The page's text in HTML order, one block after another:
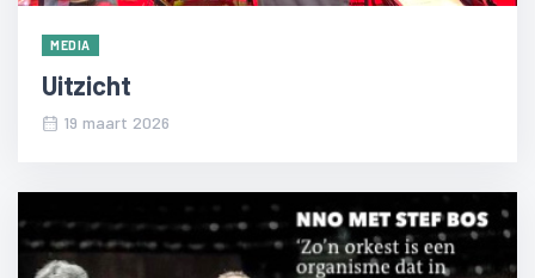
MEDIA
Uitzicht
19 maart 2026